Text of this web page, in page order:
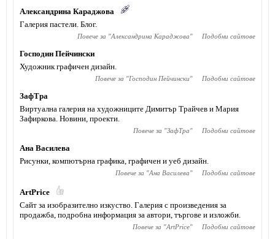
Александрина Караджова
Галерия пастели. Блог.
Повече за "Александрина Караджова" Подобни сайтове
Господин Пейчински
Художник графичен дизайн.
Повече за "Господин Пейчински" Подобни сайтове
ЗафТра
Виртуална галерия на художниците Димитър Трайчев и Мария
Зафиркова. Новини, проекти.
Повече за "ЗафТра" Подобни сайтове
Ана Василева
Рисунки, компютърна графика, графичен и уеб дизайн.
Повече за "Ана Василева" Подобни сайтове
ArtPrice
Сайт за изобразително изкуство. Галерия с произведения за
продажба, подробна информация за автори, търгове и изложби.
Повече за "ArtPrice" Подобни сайтове